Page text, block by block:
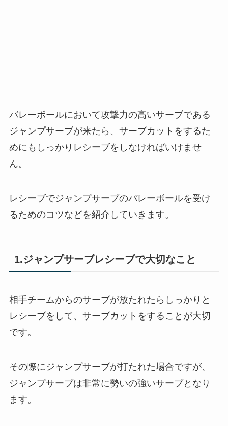
バレーボールにおいて攻撃力の高いサーブである
ジャンプサーブが来たら、サーブカットをするた
めにもしっかりレシーブをしなければいけませ
ん。
レシーブでジャンプサーブのバレーボールを受け
るためのコツなどを紹介していきます。
1.ジャンプサーブレシーブで大切なこと
相手チームからのサーブが放たれたらしっかりと
レシーブをして、サーブカットをすることが大切
です。
その際にジャンプサーブが打たれた場合ですが、
ジャンプサーブは非常に勢いの強いサーブとなり
ます。